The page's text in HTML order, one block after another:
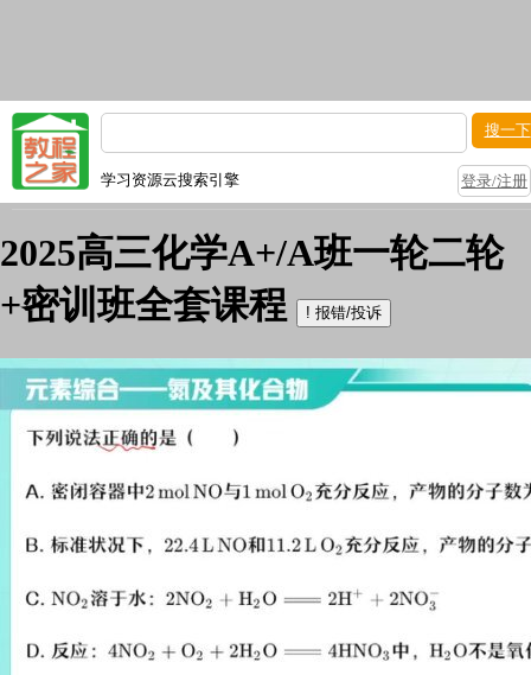
搜一下
学习资源云搜索引擎 登录/注册
2025高三化学A+/A班一轮二轮
+密训班全套课程
! 报错/投诉